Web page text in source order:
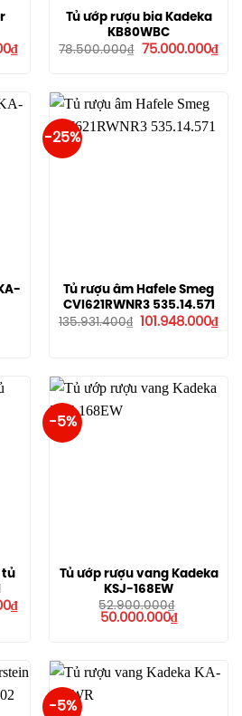
₫Giá
hiện
17.300.000₫.
Tủ ướp rượu bia Kadeka
KB80WBC
78.500.000₫
Giá
75.000.000₫Giá
-25%
Tủ rượu âm Hafele Smeg
CVI621RWNR3 535.14.571
135.931.400₫ Giá
101.948.000₫Giá
tủ
₫Giá
hiện
-5%
Tủ ướp rượu vang Kadeka
KSJ-168EW
52.900.000₫
Giá
50.000.000₫Giá
hiện
-5%